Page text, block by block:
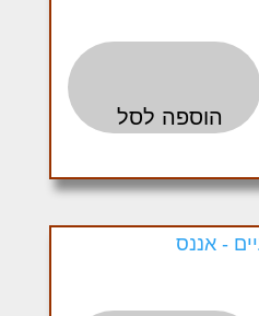
הוספה לסל